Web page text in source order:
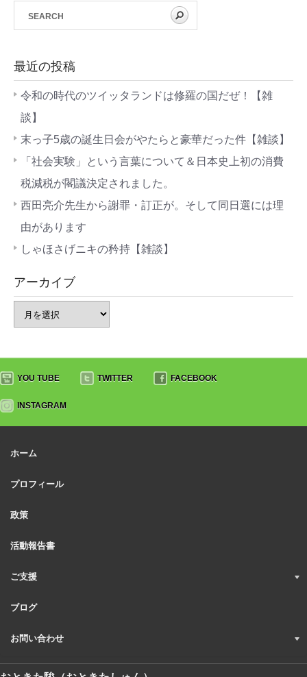
最近の投稿
令和の時代のツイッタランドは修羅の国だぜ！【雑
談】
末っ子5歳の誕生日会がやたらと豪華だった件【雑談】
「社会実験」という言葉について＆日本史上初の消費
税減税が閣議決定されました。
西田亮介先生から謝罪・訂正が。そして同日選には理
由があります
しゃほさげニキの矜持【雑談】
アーカイブ
YOU TUBE TWITTER FACEBOOK
INSTAGRAM
ホーム
プロフィール
政策
活動報告書
ご支援
ブログ
お問い合わせ